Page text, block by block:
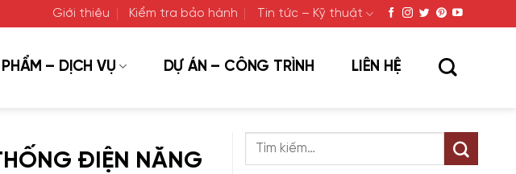
Giới thiệu Kiểm tra bảo hành Tin tức – Kỹ thuật
– DỊCH VỤ DỰ ÁN – CÔNG TRÌNH LIÊN HỆ
ĐIỆN NĂNG